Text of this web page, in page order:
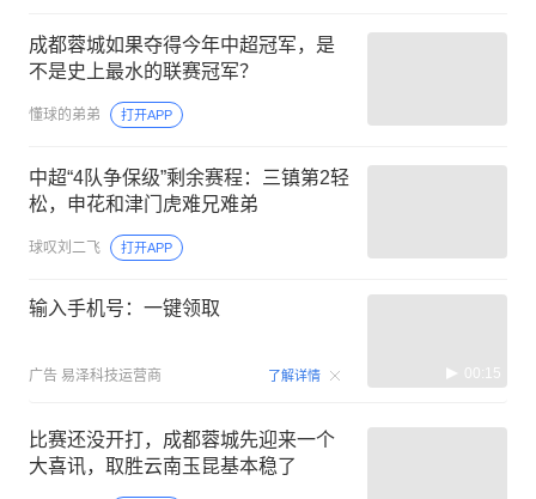
成都蓉城如果夺得今年中超冠军，是
不是史上最水的联赛冠军？
懂球的弟弟 打开APP
中超“4队争保级”剩余赛程：三镇第2轻
松，申花和津门虎难兄难弟
球叹刘二飞 打开APP
输入手机号：一键领取
广告 易泽科技运营商 了解详情 00:15
比赛还没开打，成都蓉城先迎来一个
大喜讯，取胜云南玉昆基本稳了